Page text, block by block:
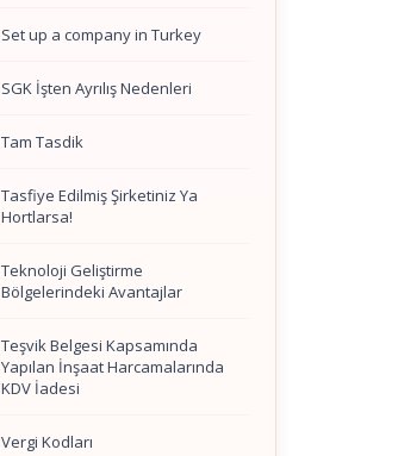
Set up a company in Turkey
SGK İşten Ayrılış Nedenleri
Tam Tasdik
Tasfiye Edilmiş Şirketiniz Ya
Hortlarsa!
Teknoloji Geliştirme
Bölgelerindeki Avantajlar
Teşvik Belgesi Kapsamında
Yapılan İnşaat Harcamalarında
KDV İadesi
Vergi Kodları